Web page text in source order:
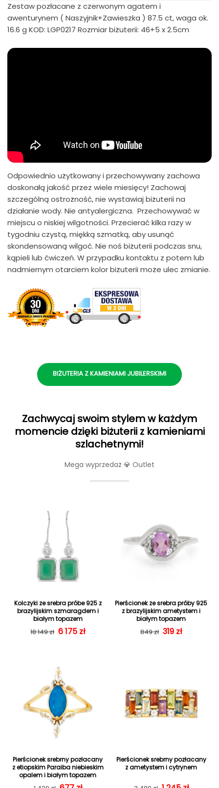
Zestaw pozłacane z czerwonym agatem i
awenturynem ( Naszyjnik+Zawieszka ) 87.5 ct, waga ok.
16.6 g KOD: LGP0217 Rozmiar biżuterii: 46+5 x 2.5cm
Odpowiednio użytkowany i przechowywany zachowa
doskonałą jakość przez wiele miesięcy! Zachowaj
szczególną ostrożność, nie wystawiaj biżuterii na
działanie wody. Nie antyalergiczna. Przechowywać w
miejscu o niskiej wilgotności. Przecierać kilka razy w
tygodniu czystą, miękką szmatką, aby usunąć
skondensowaną wilgoć. Nie noś biżuterii podczas snu,
kąpieli lub ćwiczeń. W przypadku kontaktu z potem lub
nadmiernym otarciem kolor biżuterii może ulec zmianie.
BIŻUTERIA Z KAMIENIAMI JUBILERSKIMI
Zachwycaj swoim stylem w każdym
momencie dzięki biżuterii z kamieniami
szlachetnymi!
Mega wyprzedaż 💎 Outlet
Kolczyki ze srebra próbe 925 z
brazylijskim szmaragdem i
białym topazem
Cena regularna
18 149 zł Cena sprzedaży
6 175 zł
Pierścionek ze srebra próby 925
z brazylijskim ametystem i
białym topazem
Cena
849 zł Cena
319 zł
Pierścionek srebrny pozłacany
z etiopskim Paraiba niebieskim
opalem i białym topazem
Pierścionek srebrny pozłacany
z ametystem i cytrynem